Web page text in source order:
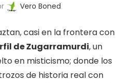
Vero Boned
casi en la frontera con
de Zugarramurdi, un
en misticismo; donde los
de historia real con